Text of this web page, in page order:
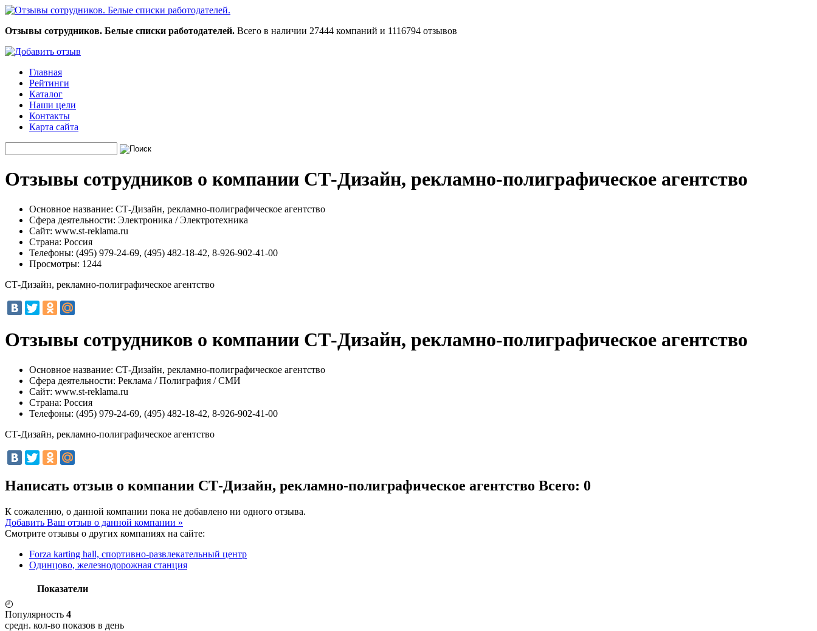
Отзывы сотрудников. Белые списки работодателей. Всего в наличии 27444 компаний и 1116794 отзывов
Главная
Рейтинги
Каталог
Наши цели
Контакты
Карта сайта
Отзывы сотрудников о компании СТ-Дизайн, рекламно-полиграфическое агентство
Основное название: СТ-Дизайн, рекламно-полиграфическое агентство
Сфера деятельности: Электроника / Электротехника
Сайт: www.st-reklama.ru
Страна: Россия
Телефоны: (495) 979-24-69, (495) 482-18-42, 8-926-902-41-00
Просмотры: 1244
СТ-Дизайн, рекламно-полиграфическое агентство
Отзывы сотрудников о компании СТ-Дизайн, рекламно-полиграфическое агентство
Основное название: СТ-Дизайн, рекламно-полиграфическое агентство
Сфера деятельности: Реклама / Полиграфия / СМИ
Сайт: www.st-reklama.ru
Страна: Россия
Телефоны: (495) 979-24-69, (495) 482-18-42, 8-926-902-41-00
СТ-Дизайн, рекламно-полиграфическое агентство
Написать отзыв о компании СТ-Дизайн, рекламно-полиграфическое агентство Всего: 0
К сожалению, о данной компании пока не добавлено ни одного отзыва.
Добавить Ваш отзыв о данной компании »
Смотрите отзывы о других компаниях на сайте:
Forza karting hall, спортивно-развлекательный центр
Одинцово, железнодорожная станция
Показатели
◴
Популярность 4
средн. кол-во показов в день